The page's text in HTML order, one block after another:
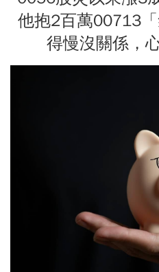
他抱2百萬00713
得慢沒關係，